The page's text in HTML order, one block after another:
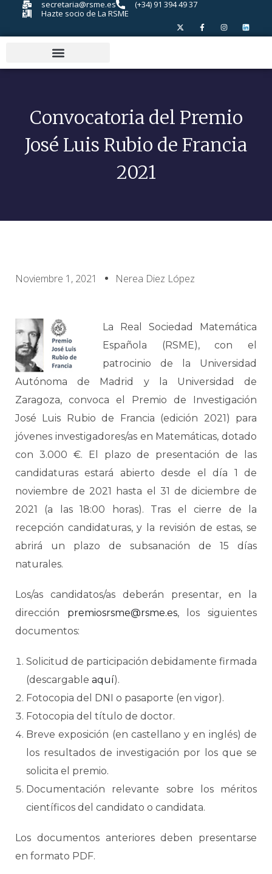
secretaria@rsme.es
(+34) 91 394 49 37
Hazte socio de La RSME
Convocatoria del Premio
José Luis Rubio de Francia
2021
Noviembre 1, 2021 Nerea Diez López
La Real Sociedad Matemática
Española (RSME), con el
patrocinio de la Universidad
Autónoma de Madrid y la Universidad de
Zaragoza, convoca el Premio de Investigación
José Luis Rubio de Francia (edición 2021) para
jóvenes investigadores/as en Matemáticas, dotado
con 3.000 €. El plazo de presentación de las
candidaturas estará abierto desde el día 1 de
noviembre de 2021 hasta el 31 de diciembre de
2021 (a las 18:00 horas). Tras el cierre de la
recepción candidaturas, y la revisión de estas, se
abrirá un plazo de subsanación de 15 días
naturales.
Los/as candidatos/as deberán presentar, en la
dirección premiosrsme@rsme.es, los siguientes
documentos:
Solicitud de participación debidamente firmada
(descargable aquí).
Fotocopia del DNI o pasaporte (en vigor).
Fotocopia del título de doctor.
Breve exposición (en castellano y en inglés) de
los resultados de investigación por los que se
solicita el premio.
Documentación relevante sobre los méritos
científicos del candidato o candidata.
Los documentos anteriores deben presentarse
en formato PDF.